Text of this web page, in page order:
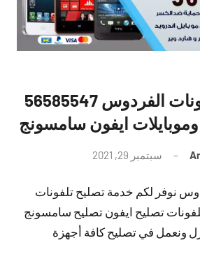
فني تصليح تلفونات الفردوس 56585547
ايفون سامسونج
سبتمبر 29, 2021
تعليقات
نوفر لكم خدمة تصليح تلفونات
تصليح ايفون تصليح سامسونج
ونعمل في تصليح كافة أجهزة